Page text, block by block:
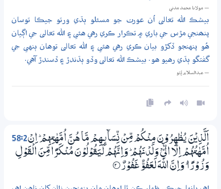
— مولانا محمد مدني
بيشڪ الله تعالى اُن عورت جو مسئلو ٻڌي ورتو جيڪا توسان
پنھنجي مڙس جي باري ۾ تڪرار ڪري رهي هئي ۽ الله تعالى جي اڳيان
هُو پنهنجو ڏکڙو بيان ڪري رهي هئي ۽ الله تعالى توهان ٻنهي جي
گفتگو ٻڌي رهيو هو. بيشڪ الله تعالى وڏو ٻڌندڙ ۽ ڏسندڙ آهي.
— عبدالسلام ڀُٽو
58:2اَلَّذِيْنَ يُظٰهِرُوْنَ مِنْكُمْ مِّنْ نِّسَاۗىِٕــهِمْ مَّا هُنَّ اُمَّهٰتِهِمْ ۭ اِنْ
اُمَّهٰتُهُمْ اِلَّا اڿ وَلَدْنَهُمْ ۭ وَاِنَّهُمْ لَيَقُوْلُوْنَ مُنْكَرًا مِّنَ الْقَوْلِ
وَزُوْرًا ۭ وَاِنَّ اللّٰهَ لَعَفُوٌّ غَفُوْرٌ 2‏۝